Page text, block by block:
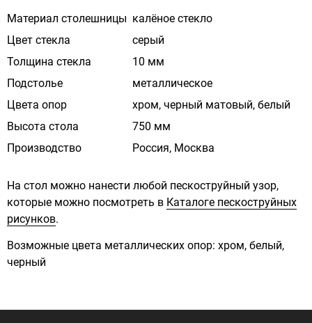
Материал столешницы калёное стекло
Цвет стекла
cерый
Толщина стекла
10 мм
Подстолье
металлическое
Цвета опор
хром, черный матовый, белый
Высота стола
750 мм
Производство
Россия, Москва
На стол можно нанести любой пескоструйный узор,
которые можно посмотреть в Каталоге пескоструйных
рисунков.
Возможные цвета металлических опор: хром, белый,
черный